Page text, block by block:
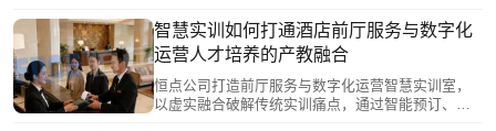
“三谱一库”（岗位、能力、实践目标图谱及知识库）
为内核，通过云管理平台实现全流程跟踪与精准评
估。该实训室推动酒店专业从传统经验型教学向数
字化、精准化培养转型，助力学生实现从理论学习
到岗位胜任的高效跨越。
智慧实训如何打通酒店前厅服务与数字化
运营人才培养的产教融合
恒点公司打造前厅服务与数字化运营智慧实训室，
以虚实融合破解传统实训痛点，通过智能预订、个